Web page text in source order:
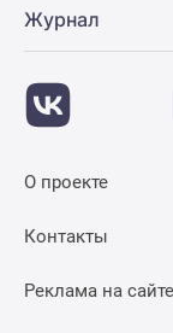
Журнал
О проекте
Контакты
Реклама на сайте